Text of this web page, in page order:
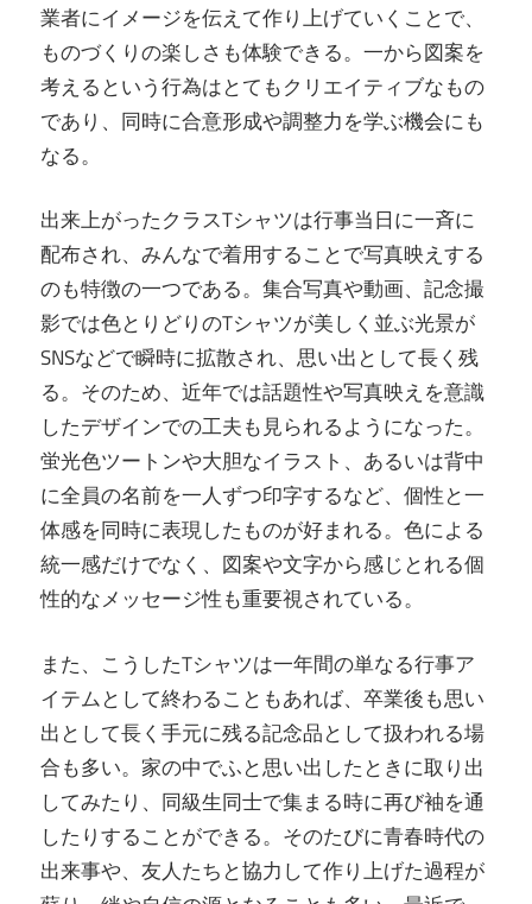
業者にイメージを伝えて作り上げていくことで、
ものづくりの楽しさも体験できる。一から図案を
考えるという行為はとてもクリエイティブなもの
であり、同時に合意形成や調整力を学ぶ機会にも
なる。
出来上がったクラスTシャツは行事当日に一斉に
配布され、みんなで着用することで写真映えする
のも特徴の一つである。集合写真や動画、記念撮
影では色とりどりのTシャツが美しく並ぶ光景が
SNSなどで瞬時に拡散され、思い出として長く残
る。そのため、近年では話題性や写真映えを意識
したデザインでの工夫も見られるようになった。
蛍光色ツートンや大胆なイラスト、あるいは背中
に全員の名前を一人ずつ印字するなど、個性と一
体感を同時に表現したものが好まれる。色による
統一感だけでなく、図案や文字から感じとれる個
性的なメッセージ性も重要視されている。
また、こうしたTシャツは一年間の単なる行事ア
イテムとして終わることもあれば、卒業後も思い
出として長く手元に残る記念品として扱われる場
合も多い。家の中でふと思い出したときに取り出
してみたり、同級生同士で集まる時に再び袖を通
したりすることができる。そのたびに青春時代の
出来事や、友人たちと協力して作り上げた過程が